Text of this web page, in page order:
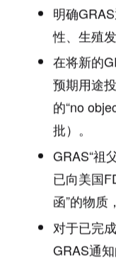
明确
性、生殖
在将新的
预期用途
的“no
批）。
GRAS“祖
已向美国
函”的物质
对于已完
GRAS通